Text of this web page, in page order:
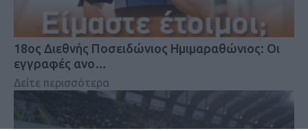
18oς Διεθνής Ποσειδώνιος Ημιμαραθώνιος: Οι
εγγραφές ανο…
Δείτε περισσότερα